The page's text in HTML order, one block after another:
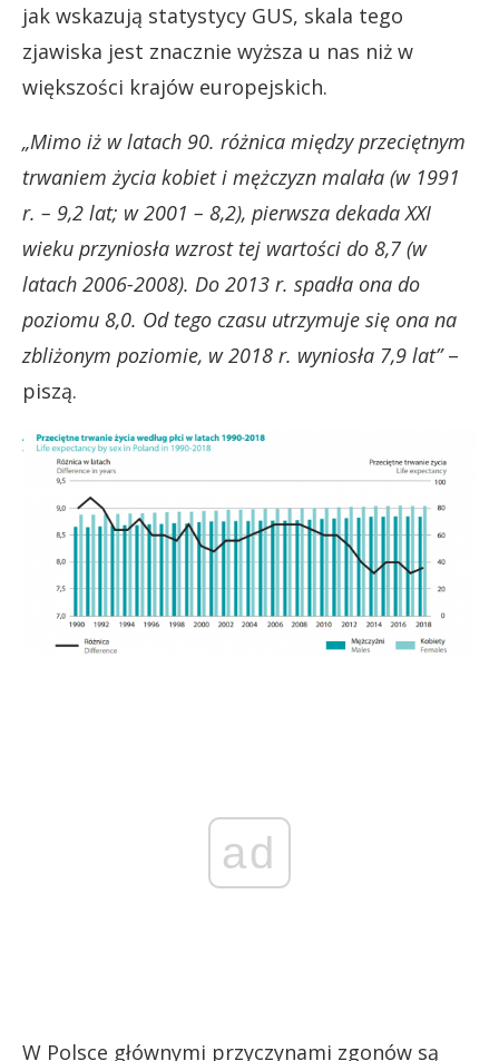
jak wskazują statystycy GUS, skala tego
zjawiska jest znacznie wyższa u nas niż w
większości krajów europejskich.
„Mimo iż w latach 90. różnica między przeciętnym
trwaniem życia kobiet i mężczyzn malała (w 1991
r. – 9,2 lat; w 2001 – 8,2), pierwsza dekada XXI
wieku przyniosła wzrost tej wartości do 8,7 (w
latach 2006-2008). Do 2013 r. spadła ona do
poziomu 8,0. Od tego czasu utrzymuje się ona na
zbliżonym poziomie, w 2018 r. wyniosła 7,9 lat”–
piszą.
ad
W Polsce głównymi przyczynami zgonów są